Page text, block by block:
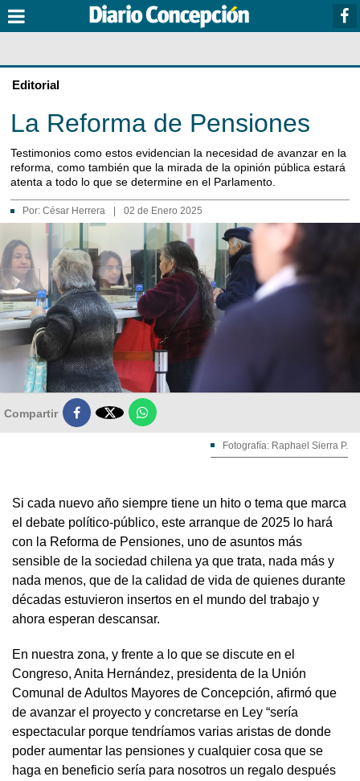
Editorial
La Reforma de Pensiones
Testimonios como estos evidencian la necesidad de avanzar en la
reforma, como también que la mirada de la opinión pública estará
atenta a todo lo que se determine en el Parlamento.
Por: César Herrera 02 de Enero 2025
Compartir 
Fotografía: Raphael Sierra P.
Si cada nuevo año siempre tiene un hito o tema que marca
el debate político-público, este arranque de 2025 lo hará
con la Reforma de Pensiones, uno de asuntos más
sensible de la sociedad chilena ya que trata, nada más y
nada menos, que de la calidad de vida de quienes durante
décadas estuvieron insertos en el mundo del trabajo y
ahora esperan descansar.
En nuestra zona, y frente a lo que se discute en el
Congreso, Anita Hernández, presidenta de la Unión
Comunal de Adultos Mayores de Concepción, afirmó que
de avanzar el proyecto y concretarse en Ley “sería
espectacular porque tendríamos varias aristas de donde
poder aumentar las pensiones y cualquier cosa que se
haga en beneficio sería para nosotros un regalo después